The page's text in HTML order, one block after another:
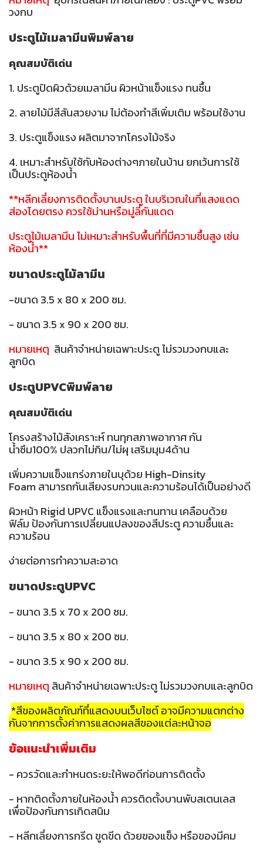
วงกบ
ประตูไม้เมลามีนพิมพ์ลาย
คุณสมบัติเด่น
1. ประตูปิดผิวด้วยเมลามีน ผิวหน้าแข็งแรง ทนชื้น
2. ลายไม้มีสีสันสวยงาม ไม่ต้องทำสีเพิ่มเติม พร้อมใช้งาน
3. ประตูแข็งแรง ผลิตมาจากโครงไม้จริง
4. เหมาะสำหรับใช้กับห้องต่างๆภายในบ้าน ยกเว้นการใช้
เป็นประตูห้องน้ำ
**หลีกเลี่ยงการติดตั้งบานประตู ในบริเวณในที่แสงแดด
ส่องโดยตรง ควรใช้ม่านหรือมู่ลี่กันแดด
ประตูไม้เมลามีน ไม่เหมาะสำหรับพื้นที่ที่มีความชื้นสูง เช่น
ห้องน้ำ**
ขนาดประตูไม้ลามีน
-ขนาด 3.5 x 80 x 200 ซม.
- ขนาด 3.5 x 90 x 200 ซม.
หมายเหตุ สินค้าจำหน่ายเฉพาะประตู ไม่รวมวงกบและ
ลูกบิด
ประตูUPVCพิมพ์ลาย
คุณสมบัติเด่น
โครงสร้างไม้สังเคราะห์ ทนทุกสภาพอากาศ กัน
น้ำซึม100% ปลวกไม่กิน/ไม่ผุ เสริมมุม4ด้าน
เพิ่มความแข็งแกร่งภายในบุด้วย High-Dinsity
Foam สามารถกันเสียงรบกวนและความร้อนได้เป็นอย่างดี
ผิวหน้า Rigid UPVC แข็งแรงและทนทาน เคลือบด้วย
ฟิล์ม ป้องกันการเปลี่ยนแปลงของสีประตู ความชื้นและ
ความร้อน
ง่ายต่อการทำความสะอาด
ขนาดประตูUPVC
- ขนาด 3.5 x 70 x 200 ซม.
- ขนาด 3.5 x 80 x 200 ซม.
- ขนาด 3.5 x 90 x 200 ซม.
หมายเหตุ สินค้าจำหน่ายเฉพาะประตู ไม่รวมวงกบและลูกบิด
*สีของผลิตภัณฑ์ที่แสดงบนเว็บไซต์ อาจมีความแตกต่าง
กันจากการตั้งค่าการแสดงผลสีของแต่ละหน้าจอ
ข้อแนะนำเพิ่มเติม
- ควรวัดและกำหนดระยะให้พอดีก่อนการติดตั้ง
- หากติดตั้งภายในห้องน้ำ ควรติดตั้งบานพับสเตนเลส
เพื่อป้องกันการเกิดสนิม
- หลีกเลี่ยงการกรีด ขูดขีด ด้วยของแข็ง หรือของมีคม